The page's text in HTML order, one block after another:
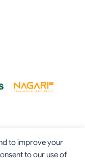
to improve your
to our use of